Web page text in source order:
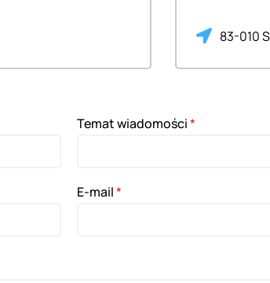
83-010
Temat wiadomości*
E-mail*